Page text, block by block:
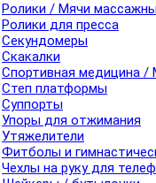
Ролики / Мячи
Ролики для пресса
Секундомеры
Скакалки
Спортивная медицина /
Степ платформы
Суппорты
Упоры для отжимания
Утяжелители
Фитболы и
Чехлы на руку для